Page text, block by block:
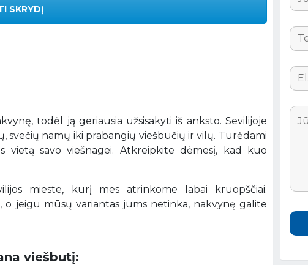
SKRYDĮ
todėl ją geriausia užsisakyti iš anksto. Sevilijoje
svečių namų iki prabangių viešbučių ir vilų. Turėdami
vietą savo viešnagei. Atkreipkite dėmesį, kad kuo
mieste, kurį mes atrinkome labai kruopščiai.
jeigu mūsų variantas jums netinka, nakvynę galite
viešbutį: